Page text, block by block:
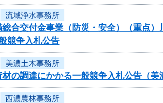
流域浄水事務所
合交付金事業（防災・安全）（重点
競争入札公告
美濃土木事務所
の調達にかかる一般競争入札公告（美
西濃農林事務所